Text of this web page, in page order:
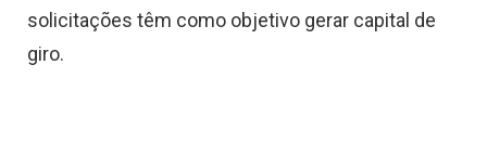
solicitações têm como objetivo gerar capital de
giro.